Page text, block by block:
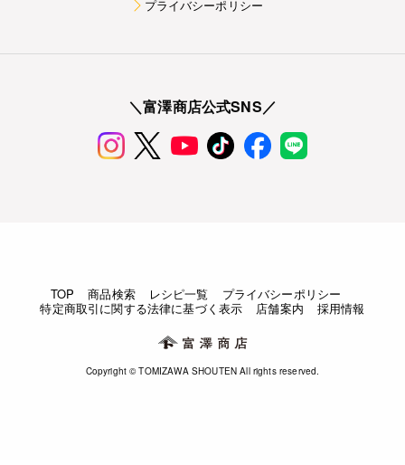
プライバシーポリシー
＼富澤商店公式SNS／
TOP 商品検索 レシピ一覧
プライバシーポリシー
特定商取引に関する法律に基づく表示
店舗案内 採用情報
Copyright © TOMIZAWA SHOUTEN All rights reserved.